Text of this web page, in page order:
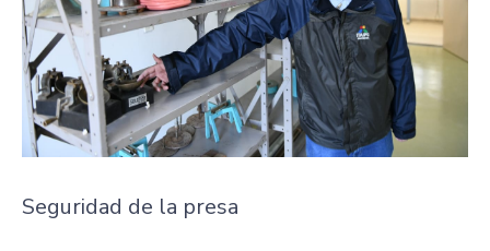
Seguridad de la presa